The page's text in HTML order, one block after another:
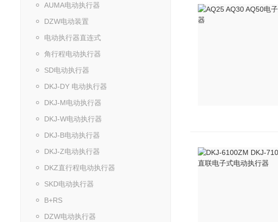
AUMA电动执行器
DZW电动装置
电动执行器直连式
角行程电动执行器
SD电动执行器
DKJ-DY 电动执行器
DKJ-M电动执行器
DKJ-W电动执行器
DKJ-B电动执行器
DKJ-Z电动执行器
DKZ直行程电动执行器
SKD电动执行器
B+RS
DZW电动执行器